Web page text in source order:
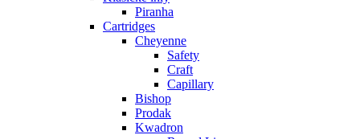
Piranha
Cartridges
Cheyenne
Safety
Craft
Capillary
Bishop
Prodak
Kwadron